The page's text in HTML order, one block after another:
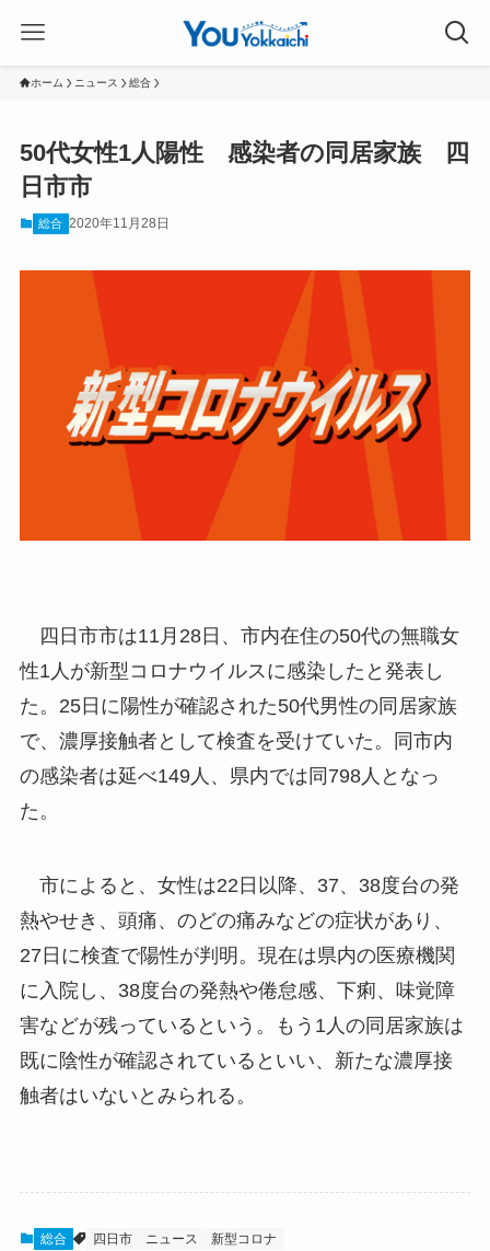
ホーム ニュース 総合
50代女性1人陽性 感染者の同居家族 四
日市市
総合 2020年11月28日
四日市市は11月28日、市内在住の50代の無職女
性1人が新型コロナウイルスに感染したと発表し
た。25日に陽性が確認された50代男性の同居家族
で、濃厚接触者として検査を受けていた。同市内
の感染者は延べ149人、県内では同798人となっ
た。
市によると、女性は22日以降、37、38度台の発
熱やせき、頭痛、のどの痛みなどの症状があり、
27日に検査で陽性が判明。現在は県内の医療機関
に入院し、38度台の発熱や倦怠感、下痢、味覚障
害などが残っているという。もう1人の同居家族は
既に陰性が確認されているといい、新たな濃厚接
触者はいないとみられる。
総合 四日市 ニュース 新型コロナ